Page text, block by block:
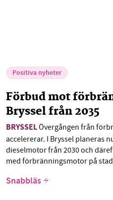
Positiva nyheter
Förbud mot
Bryssel från 2035
BRYSSELÖvergången från
accelererar. I Bryssel planeras
dieselmotor från 2030 och
med förbränningsmotor på
Snabbläs